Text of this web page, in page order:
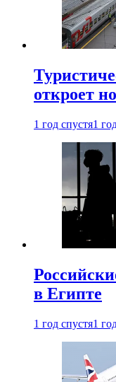
откроет
1 год спустя1
в Египте
1 год спустя1